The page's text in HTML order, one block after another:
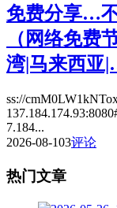
免费分享…
（网络免费
湾|马来西亚
ss://
7.184...
2026-08-103评论
热门文章